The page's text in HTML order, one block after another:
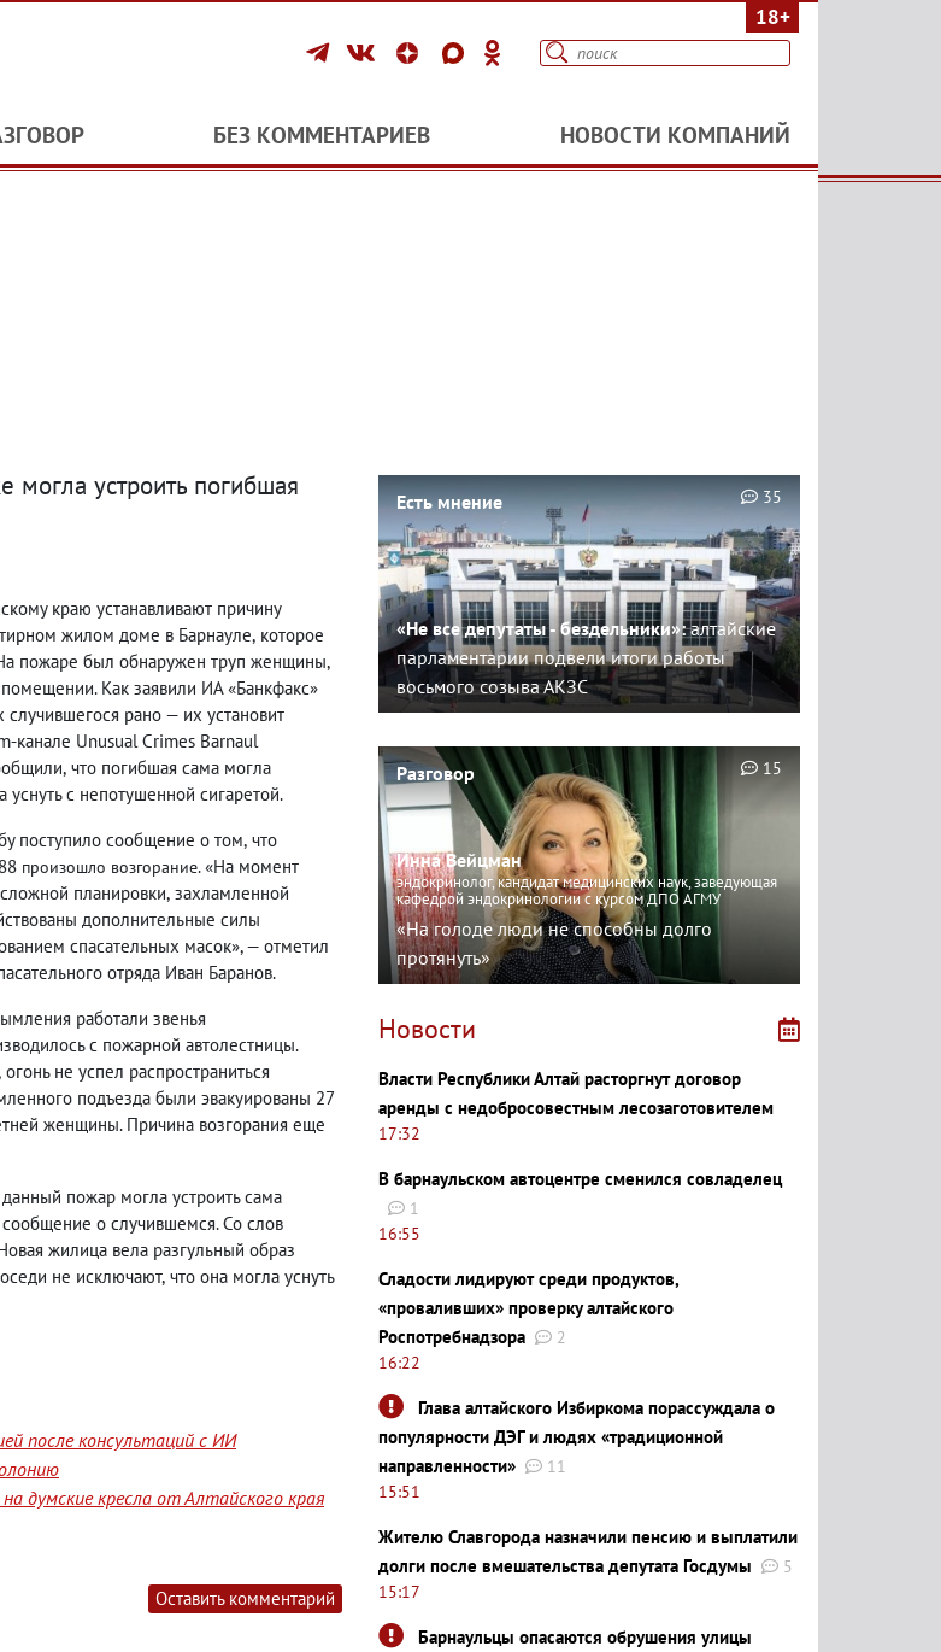
18+
БЕЗ КОММЕНТАРИЕВ НОВОСТИ КОМПАНИЙ
могла устроить погибшая
краю устанавливают причину
жилом доме в Барнауле, которое
пожаре был обнаружен труп женщины,
Как заявили ИА «Банкфакс»
случившегося рано — их установит
канале Unusual Crimes Barnaul
, что погибшая сама могла
с непотушенной сигаретой.
поступило сообщение о том, что
88 произошло возгорание. «На момент
планировки, захламленной
дополнительные силы
спасательных масок», — отметил
отряда Иван Баранов.
работали звенья
с пожарной автолестницы.
огонь не успел распространиться
подъезда были эвакуированы 27
женщины. Причина возгорания еще
данный пожар могла устроить сама
сообщение о случившемся. Со слов
жилица вела разгульный образ
не исключают, что она могла уснуть
после консультаций с ИИ
думские кресла от Алтайского края
Оставить комментарий
Есть мнение
«Не все депутаты - бездельники»:алтайские
парламентарии подвели итоги работы
восьмого созыва АКЗС
35
Разговор
Инна Вейцман
эндокринолог, кандидат медицинских наук, заведующая
кафедрой эндокринологии с курсом ДПО АГМУ
«На голоде люди не способны долго
протянуть»
15
Новости
Власти Республики Алтай расторгнут договор
аренды с недобросовестным лесозаготовителем
17:32
В барнаульском автоцентре сменился совладелец
1
16:55
Сладости лидируют среди продуктов,
«проваливших» проверку алтайского
Роспотребнадзора
2
16:22
Глава алтайского Избиркома порассуждала о
популярности ДЭГ и людях «традиционной
направленности»
11
15:51
Жителю Славгорода назначили пенсию и выплатили
долги после вмешательства депутата Госдумы
5
15:17
Барнаульцы опасаются обрушения улицы